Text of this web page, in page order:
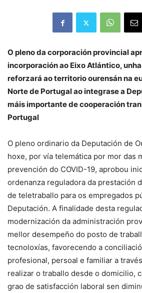
O pleno da corporación provincial
incorporación ao Eixo Atlántico,
reforzará ao territorio ourensán na
Norte de Portugal ao integrase a
máis importante de cooperación
Portugal
O pleno ordinario da Deputación de
hoxe, por vía telemática por mor das
prevención do COVID-19, aprobou
ordenanza reguladora da prestación
de teletraballo para os empregados
Deputación. A finalidade desta
modernización da administración
mellor desempeño do posto de
tecnoloxías, favorecendo a
profesional, persoal e familiar a
realizar o traballo desde o domicilio,
grao de satisfacción laboral sen